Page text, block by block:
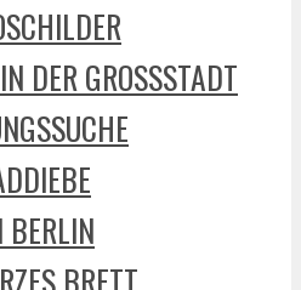
DER GROSSSTADT
BERLIN
BRETT